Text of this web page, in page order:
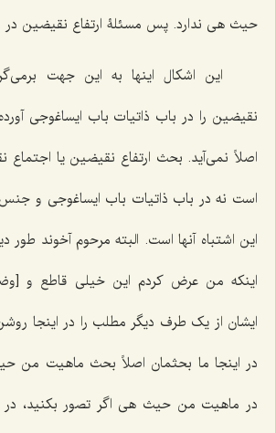
حیث هی ندارد. پس مسئلۀ ارتفاع نقیضین در
این اشکال اینها به این جهت
نقیضین را در باب ذاتیات باب ایساغوجی
اصلاً نمی‌آید. بحث ارتفاع نقیضین یا
است نه در باب ذاتیات باب ایساغوجی و
این اشتباه آنها است. البته مرحوم آخوند
اینکه من عرض کردم این خیلی قاطع و
ایشان از یک طرف دیگر مطلب را در اینجا
در اینجا ما بحثمان اصلاً بحث ماهیت من
در ماهیت من حیث هی اگر تصور بکنید، در